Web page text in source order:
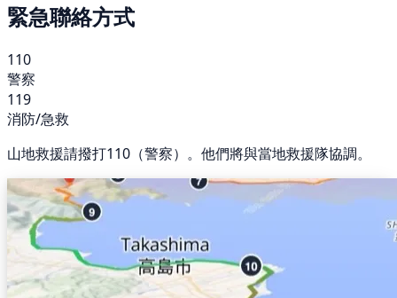
緊急聯絡方式
110
警察
119
消防/急救
山地救援請撥打110（警察）。他們將與當地救援隊協調。